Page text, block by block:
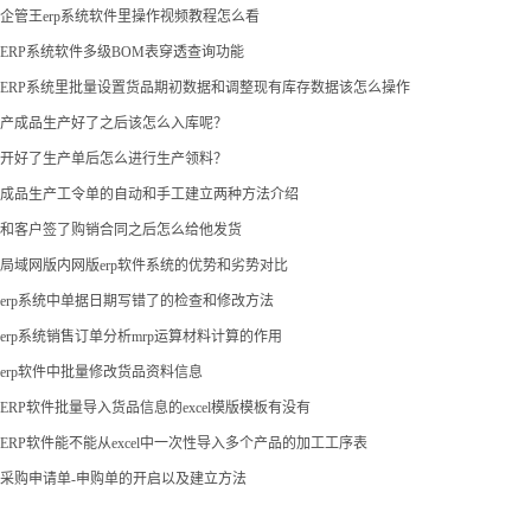
企管王erp系统软件里操作视频教程怎么看
ERP系统软件多级BOM表穿透查询功能
ERP系统里批量设置货品期初数据和调整现有库存数据该怎么操作
产成品生产好了之后该怎么入库呢？
开好了生产单后怎么进行生产领料？
成品生产工令单的自动和手工建立两种方法介绍
和客户签了购销合同之后怎么给他发货
局域网版内网版erp软件系统的优势和劣势对比
erp系统中单据日期写错了的检查和修改方法
erp系统销售订单分析mrp运算材料计算的作用
erp软件中批量修改货品资料信息
ERP软件批量导入货品信息的excel模版模板有没有
ERP软件能不能从excel中一次性导入多个产品的加工工序表
采购申请单-申购单的开启以及建立方法